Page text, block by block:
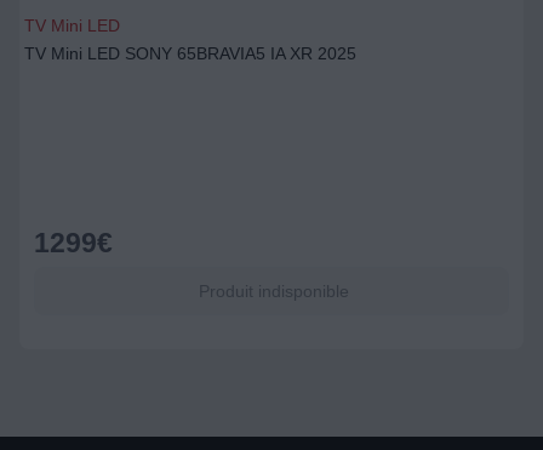
TV Mini LED
TV Mini LED SONY 65BRAVIA5 IA XR 2025
1299€
Produit indisponible